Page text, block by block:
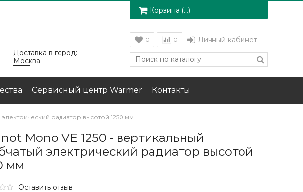
Корзина (…)
Доставка в город:
Москва
0 0 Личный кабинет
Сервисный центр Warmer Контакты
радиатор высотой 1250 мм
Mono VE 1250 - вертикальный
электрический радиатор высотой
мм
Оставить отзыв